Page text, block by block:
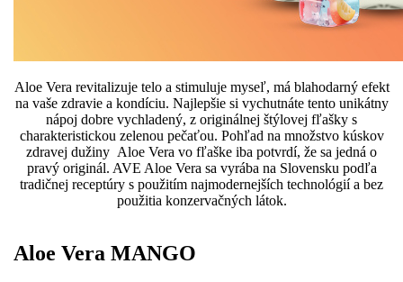
Aloe Vera revitalizuje telo a stimuluje myseľ, má blahodarný efekt
na vaše zdravie a kondíciu. Najlepšie si vychutnáte tento unikátny
nápoj dobre vychladený, z originálnej štýlovej fľašky s
charakteristickou zelenou pečaťou. Pohľad na množstvo kúskov
zdravej dužiny Aloe Vera vo fľaške iba potvrdí, že sa jedná o
pravý originál. AVE Aloe Vera sa vyrába na Slovensku podľa
tradičnej receptúry s použitím najmodernejších technológií a bez
použitia konzervačných látok.
Aloe Vera MANGO